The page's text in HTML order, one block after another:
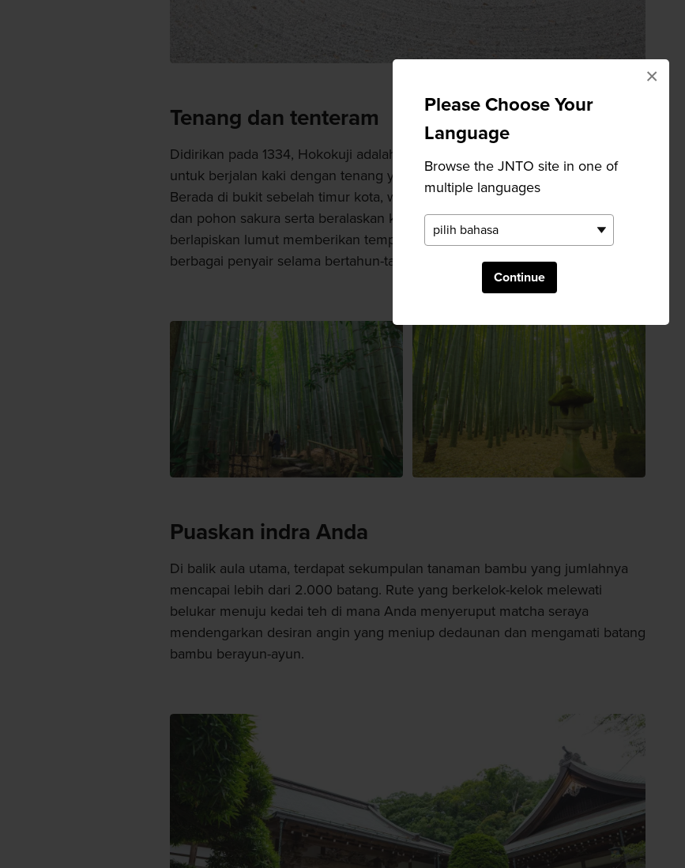
Please Choose Your
Language
Browse the JNTO site in one of
multiple languages
Continue
×
Tenang dan tenteram
Didirikan pada 1334, Hokokuji adalah salah satu lokasi terbaik di
untuk berjalan kaki dengan tenang yang akan semakin memukau indra Anda.
Berada di bukit sebelah timur kota, wihara ini dikelilingi oleh bunga melati
dan pohon sakura serta beralaskan kelopak tebal beraneka bunga. Bebatuan
berlapiskan lumut memberikan tempat ini aura Zen yang mengilhami
berbagai penyair selama bertahun-tahun.
Puaskan indra Anda
Di balik aula utama, terdapat sekumpulan tanaman bambu yang jumlahnya
mencapai lebih dari 2.000 batang. Rute yang berkelok-kelok melewati
belukar menuju kedai teh di mana Anda menyeruput matcha seraya
mendengarkan desiran angin yang meniup dedaunan dan mengamati batang
bambu berayun-ayun.